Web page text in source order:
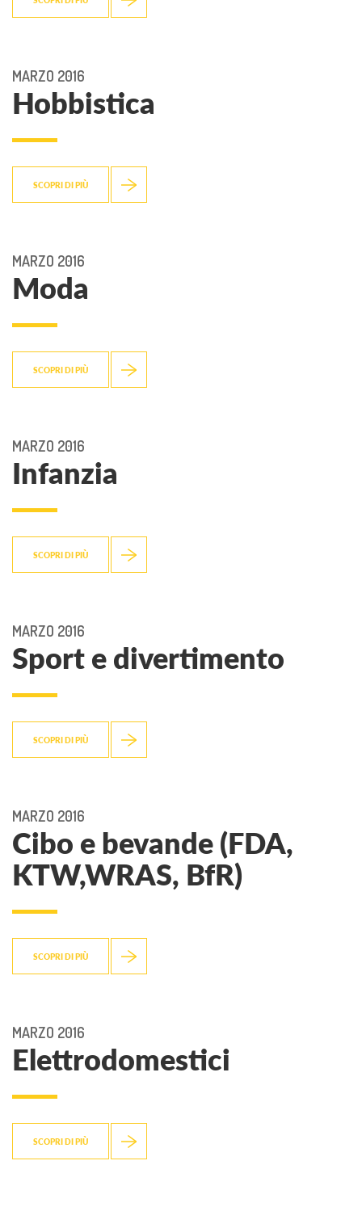
MARZO 2016
Hobbistica
SCOPRI DI PIÙ
MARZO 2016
Moda
SCOPRI DI PIÙ
MARZO 2016
Infanzia
SCOPRI DI PIÙ
MARZO 2016
Sport e divertimento
SCOPRI DI PIÙ
MARZO 2016
Cibo e bevande (FDA,
KTW,WRAS, BfR)
SCOPRI DI PIÙ
MARZO 2016
Elettrodomestici
SCOPRI DI PIÙ